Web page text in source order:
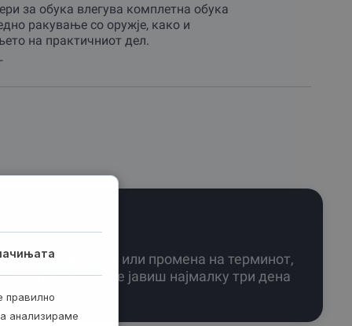
за обука влегува комплетна обука
ракување со оружје, како и
на практичниот дел.
За откажување или промена на терминот,
потребно е да се јавиш најмалку три дена
однапред.
правилно
анализираме